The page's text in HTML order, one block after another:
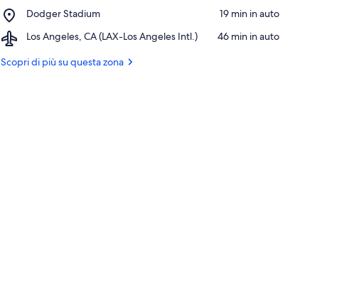
Angeles
Center
Dodger Stadium
Place,
Stadium
‪19 min in auto‬
Los Angeles, CA (LAX-Los Angeles Intl.)
Airport,
Angeles,
‪46 min in auto‬
Scopri di più su questa zona